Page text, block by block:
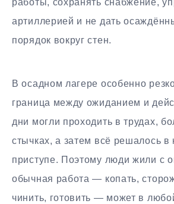
артиллерией и не дать
порядок вокруг стен.
В осадном лагере особенно
граница между ожиданием и
дни могли проходить в трудах,
стычках, а затем всё решалось в
приступе. Поэтому люди жили с
обычная работа — копать,
чинить, готовить — может в